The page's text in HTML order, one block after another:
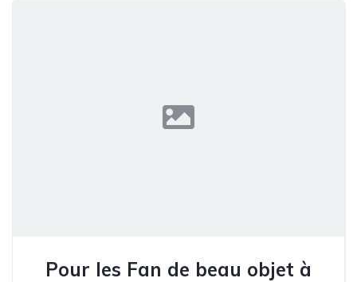
Pour les Fan de beau objet à